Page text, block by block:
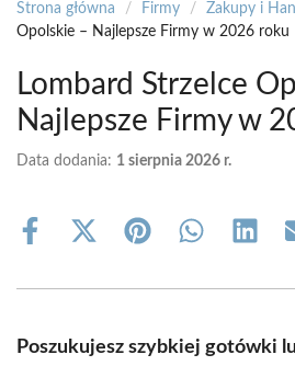
Strona główna / Firmy / Zakupy i
Opolskie – Najlepsze Firmy w 2026 roku
Lombard Strzelce
Najlepsze Firmy w
Data dodania: 1 sierpnia 2026 r.
Share
Share
(Twitter)
Share Share Share
Poszukujesz szybkiej gotówki